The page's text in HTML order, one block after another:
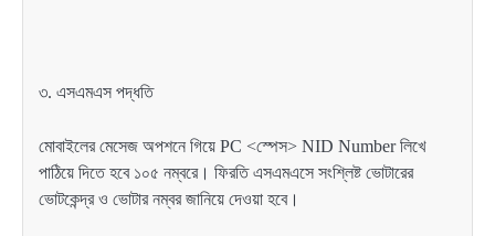
৩. এসএমএস পদ্ধতি
মোবাইলের মেসেজ অপশনে গিয়ে PC <স্পেস> NID Number লিখে
পাঠিয়ে দিতে হবে ১০৫ নম্বরে। ফিরতি এসএমএসে সংশ্লিষ্ট ভোটারের
ভোটকেন্দ্র ও ভোটার নম্বর জানিয়ে দেওয়া হবে।